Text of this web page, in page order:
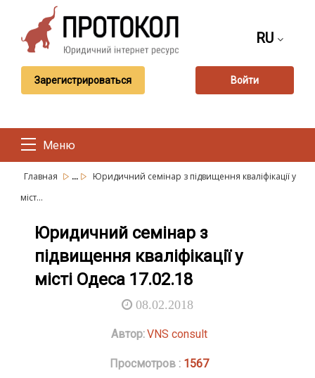
RU
Зарегистрироваться Войти
Меню
Главная ...
Юридичний семінар з підвищення кваліфікації у
міст...
Юридичний семінар з
підвищення кваліфікації у
місті Одеса 17.02.18
08.02.2018
Автор:VNS consult
Просмотров : 1567